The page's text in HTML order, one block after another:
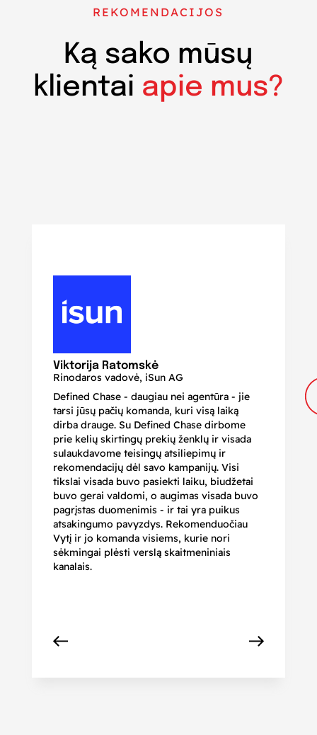
REKOMENDACIJOS
Ką sako mūsų
klientai apie mus?
Viktorija Ratomskė
Rinodaros vadovė, iSun AG
Defined Chase - daugiau nei agentūra - jie
tarsi jūsų pačių komanda, kuri visą laiką
dirba drauge. Su Defined Chase dirbome
prie kelių skirtingų prekių ženklų ir visada
sulaukdavome teisingų atsiliepimų ir
rekomendacijų dėl savo kampanijų. Visi
tikslai visada buvo pasiekti laiku, biudžetai
buvo gerai valdomi, o augimas visada buvo
pagrįstas duomenimis - ir tai yra puikus
atsakingumo pavyzdys. Rekomenduočiau
Vytį ir jo komanda visiems, kurie nori
sėkmingai plėsti verslą skaitmeniniais
kanalais.
ir